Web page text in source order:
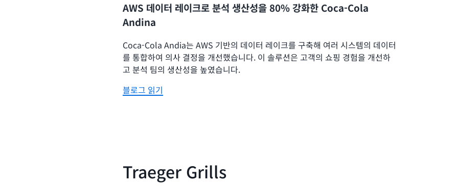
AWS 데이터 레이크로 분석 생산성을 80% 강화한 Coca-Cola
Andina
Coca-Cola Andia는 AWS 기반의 데이터 레이크를 구축해 여러 시스템의 데이터
를 통합하여 의사 결정을 개선했습니다. 이 솔루션은 고객의 쇼핑 경험을 개선하
고 분석 팀의 생산성을 높였습니다.
블로그 읽기
Traeger Grills